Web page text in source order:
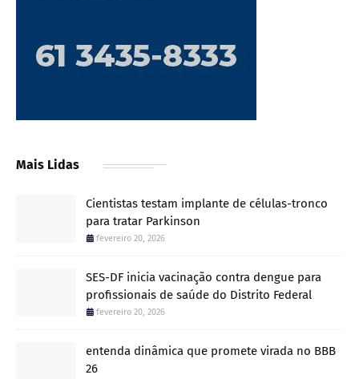
Mais Lidas
Cientistas testam implante de células-tronco
para tratar Parkinson
fevereiro 20, 2026
SES-DF inicia vacinação contra dengue para
profissionais de saúde do Distrito Federal
fevereiro 20, 2026
entenda dinâmica que promete virada no BBB
26